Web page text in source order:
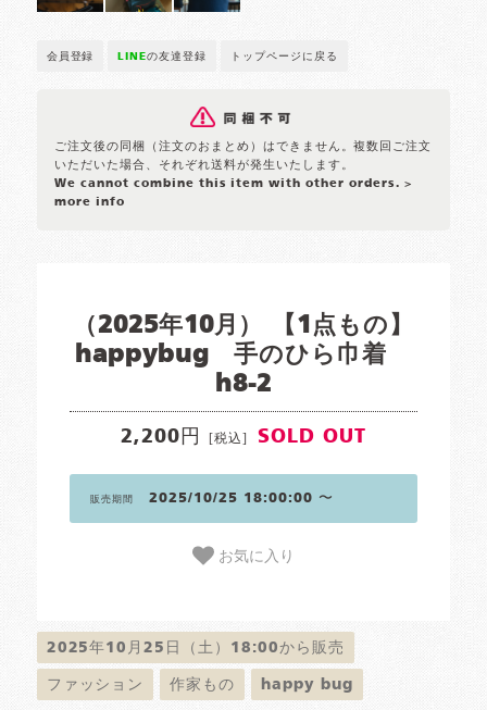
会員登録 LINEの友達登録 トップページに戻る
ご注文後の同梱（注文のおまとめ）はできません。複数回ご注文
いただいた場合、それぞれ送料が発生いたします。
We cannot combine this item with other orders. >
more info
（2025年10月） 【1点もの】
happybug 手のひら巾着
h8-2
2,200円 [税込] SOLD OUT
販売期間 2025/10/25 18:00:00 〜
お気に入り
2025年10月25日（土）18:00から販売
ファッション 作家もの happy bug